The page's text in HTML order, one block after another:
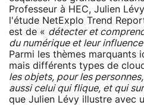
Professeur à HEC, Julien
l'étude NetExplo Trend
est de « détecter et
du numérique et leur
Parmi les thèmes marquants
mais différents types de
les objets, pour les
aussi celui qui flique, et qui
que Julien Lévy illustre avec